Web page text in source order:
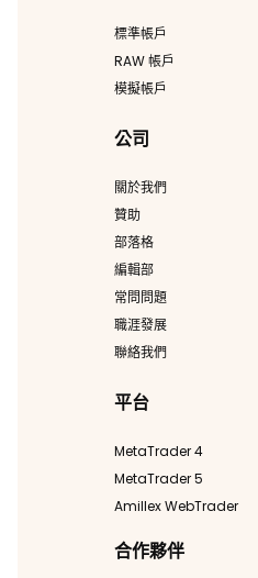
標準帳戶
RAW 帳戶
模擬帳戶
公司
關於我們
贊助
部落格
編輯部
常問問題
職涯發展
聯絡我們
平台
MetaTrader 4
MetaTrader 5
Amillex WebTrader
合作夥伴